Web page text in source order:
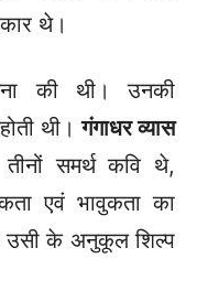
थे।
की थी। उनकी
थी। गंगाधर व्यास
समर्थ कवि थे,
एवं भावुकता का
उसी के अनुकूल शिल्प